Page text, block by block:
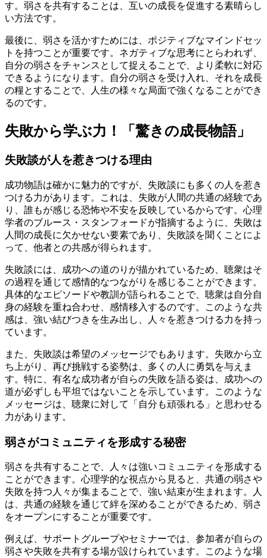
す。弱さを共有することは、互いの成長を促進する素晴らし
い方法です。
最後に、弱さを活かすためには、ポジティブなマインドセッ
トを持つことが重要です。ネガティブな思考にとらわれず、
自分の弱さをチャンスとして捉えることで、より柔軟に対応
できるようになります。自分の弱さを受け入れ、それを成長
の糧とすることで、人生の様々な局面で強くなることができ
るのです。
失敗から学ぶ力！「驚きの成長物語」
失敗談が人を惹きつける理由
成功物語は確かに魅力的ですが、失敗談にも多くの人を惹き
つける力があります。これは、失敗が人間の共通の経験であ
り、誰もが感じる恐怖や不安を反映しているからです。心理
学者のブルース・スタンフォードが指摘するように、失敗は
人間の成長に欠かせない要素であり、失敗談を聞くことによ
って、他者との共感が得られます。
失敗談には、成功への道のりが描かれているため、聴衆はそ
の過程を通じて感情的なつながりを感じることができます。
具体的なエピソードや教訓が語られることで、聴衆は自分自
身の経験を重ね合わせ、感情移入するのです。このような共
感は、強い結びつきを生み出し、人々を惹きつける力を持っ
ています。
また、失敗談は希望のメッセージでもあります。失敗から立
ち上がり、再び挑戦する姿勢は、多くの人に勇気を与えま
す。特に、有名な成功者が自らの失敗を語る姿は、成功への
道が必ずしも平坦ではないことを示しています。このような
メッセージは、聴衆に対して「自分も頑張れる」と思わせる
力があります。
弱さがコミュニティを形成する秘密
弱さを共有することで、人々は強いコミュニティを形成する
ことができます。心理学的な視点から見ると、共通の弱さや
失敗を持つ人々が集まることで、強い結束が生まれます。人
は、共通の経験を通じて絆を深めることができるため、弱さ
をオープンにすることが重要です。
例えば、サポートグループやセミナーでは、参加者が自らの
弱さや失敗を共有する場が設けられています。このような場